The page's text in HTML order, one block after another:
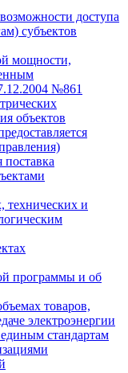
доступа
субъектов
мощности,
№861
объектов
технических и
программы и об
товаров,
электроэнергии
стандартам